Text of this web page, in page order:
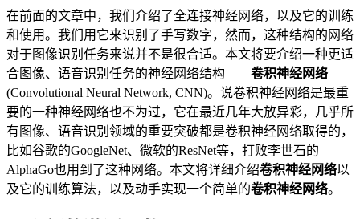
在前面的文章中，我们介绍了全连接神经网络，以及它的训练
和使用。我们用它来识别了手写数字，然而，这种结构的网络
对于图像识别任务来说并不是很合适。本文将要介绍一种更适
合图像、语音识别任务的神经网络结构——卷积神经网络
(Convolutional Neural Network, CNN)。说卷积神经网络是最重
要的一种神经网络也不为过，它在最近几年大放异彩，几乎所
有图像、语音识别领域的重要突破都是卷积神经网络取得的，
比如谷歌的GoogleNet、微软的ResNet等，打败李世石的
AlphaGo也用到了这种网络。本文将详细介绍卷积神经网络以
及它的训练算法，以及动手实现一个简单的卷积神经网络。